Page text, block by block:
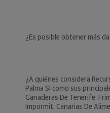
¿Es posible obtener más
¿A quiénes considera
Palma Sl como sus
Ganaderas De Tenerife,
Impormit, Canarias De